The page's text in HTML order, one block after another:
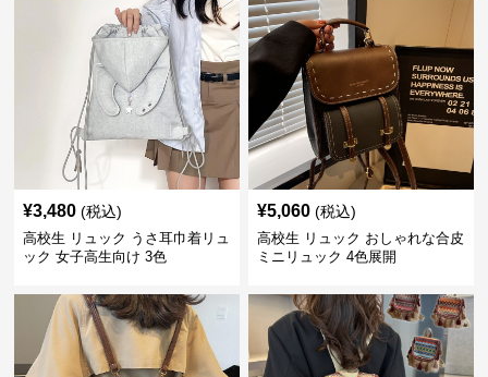
¥3,480 (税込)
高校生 リュック うさ耳巾着リュ
ック 女子高生向け 3色
¥5,060 (税込)
高校生 リュック おしゃれな合皮
ミニリュック 4色展開